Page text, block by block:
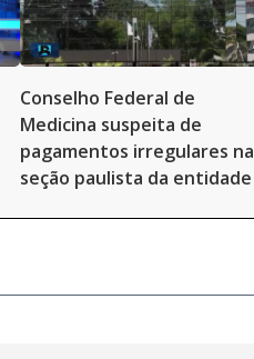
Conselho Federal de
Medicina suspeita de
pagamentos irregulares na
seção paulista da entidade